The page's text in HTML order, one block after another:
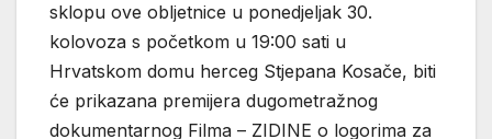
sklopu ove obljetnice u ponedjeljak 30.
kolovoza s početkom u 19:00 sati u
Hrvatskom domu herceg Stjepana Kosače, biti
će prikazana premijera dugometražnog
dokumentarnog Filma – ZIDINE o logorima za